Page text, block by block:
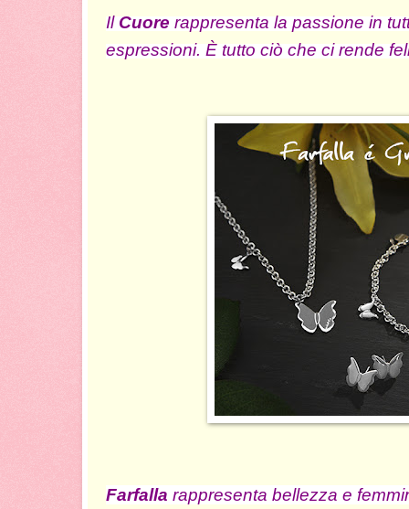
IlCuorerappresenta la passione in
espressioni. È tutto ciò che ci rende
Farfalla rappresenta bellezza e